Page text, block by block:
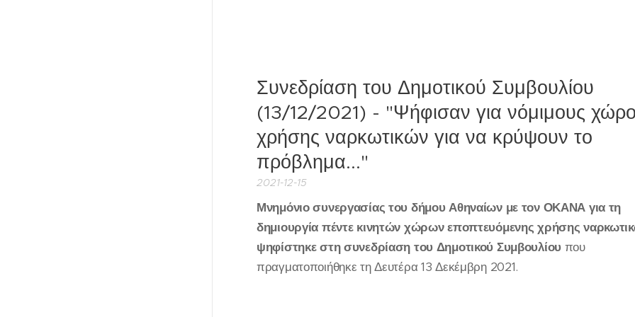
Συνεδρίαση του Δημοτικού Συμβουλίου
(13/12/2021) - "Ψήφισαν για νόμιμους
χρήσης ναρκωτικών για να κρύψουν το
πρόβλημα..."
2021-12-15
Μνημόνιο συνεργασίας του δήμου Αθηναίων με τον ΟΚΑΝΑ για τη
δημιουργία πέντε κινητών χώρων εποπτευόμενης χρήσης
ψηφίστηκε στη συνεδρίαση του Δημοτικού Συμβουλίου που
πραγματοποιήθηκε τη Δευτέρα 13 Δεκέμβρη 2021.